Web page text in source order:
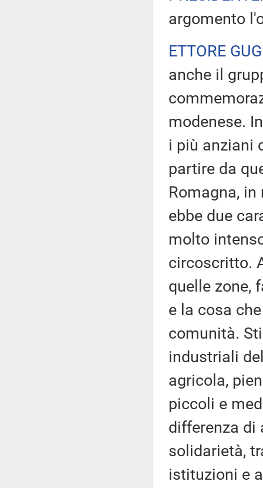
argomento
ETTORE
anche il
modenese.
i più anziani
partire da
Romagna,
ebbe due
molto
circoscritto.
quelle zone,
e la cosa
comunità.
industriali
agricola,
piccoli e
differenza di
solidarietà,
istituzioni e